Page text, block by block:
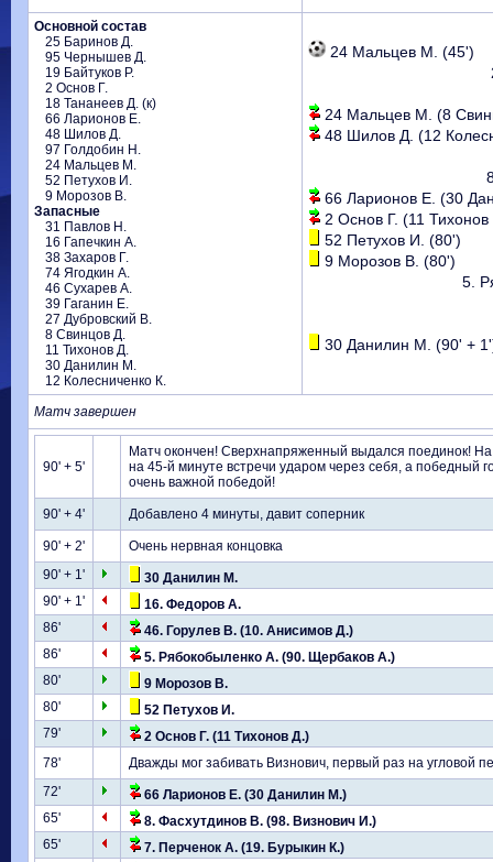
Основной состав
25 Баринов Д.
95 Чернышев Д.
19 Байтуков Р.
2 Основ Г.
18 Тананеев Д. (к)
66 Ларионов Е.
48 Шилов Д.
97 Голдобин Н.
24 Мальцев М.
52 Петухов И.
9 Морозов В.
Запасные
31 Павлов Н.
16 Гапечкин А.
38 Захаров Г.
74 Ягодкин А.
46 Сухарев А.
39 Гаганин Е.
27 Дубровский В.
8 Свинцов Д.
11 Тихонов Д.
30 Данилин М.
12 Колесниченко К.
24 Мальцев М. (45')
24 Мальцев М. (8
48 Шилов Д. (12
66 Ларионов Е. (30
2 Основ Г. (11
52 Петухов И. (80')
9 Морозов В. (80')
5.
30 Данилин М. (90' +
Матч завершен
90' + 5'
Матч окончен! Сверхнапряженный выдался поединок!
на 45-й минуте встречи ударом через себя, а победный
очень важной победой!
90' + 4' Добавлено 4 минуты, давит соперник
90' + 2'
Очень нервная концовка
90' + 1'
30 Данилин М.
90' + 1'
16. Федоров А.
86'
46. Горулев В. (10. Анисимов Д.)
86'
5. Рябокобыленко А. (90. Щербаков А.)
80'
9 Морозов В.
80'
52 Петухов И.
79'
2 Основ Г. (11 Тихонов Д.)
78'
Дважды мог забивать Визнович, первый раз на угловой
72'
66 Ларионов Е. (30 Данилин М.)
65'
8. Фасхутдинов В. (98. Визнович И.)
65'
7. Перченок А. (19. Бурыкин К.)